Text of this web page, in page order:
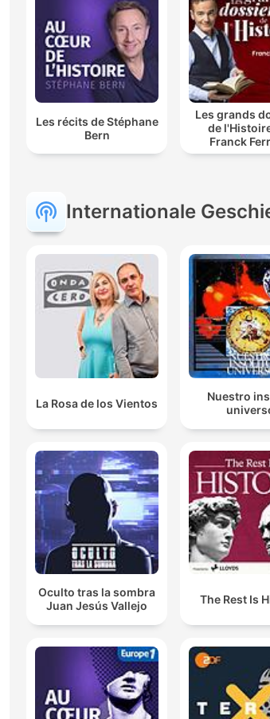
Les récits de Stéphane
Bern
Les grands
de
Franck
Internationale
La Rosa de los Vientos
Nuestro
Oculto tras la sombra
Juan Jesús Vallejo
The Rest Is